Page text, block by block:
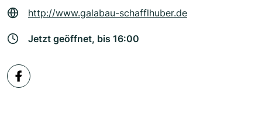
http://www.galabau-schafflhuber.de
Jetzt geöffnet, bis 16:00